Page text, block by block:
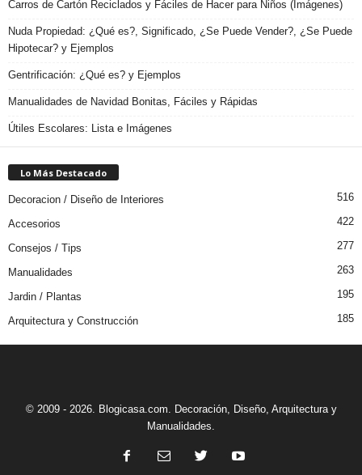
Carros de Cartón Reciclados y Fáciles de Hacer para Niños (Imágenes)
Nuda Propiedad: ¿Qué es?, Significado, ¿Se Puede Vender?, ¿Se Puede
Hipotecar? y Ejemplos
Gentrificación: ¿Qué es? y Ejemplos
Manualidades de Navidad Bonitas, Fáciles y Rápidas
Útiles Escolares: Lista e Imágenes
Lo Más Destacado
Decoracion / Diseño de Interiores 516
Accesorios 422
Consejos / Tips 277
Manualidades 263
Jardin / Plantas 195
Arquitectura y Construcción 185
© 2009 - 2026. Blogicasa.com. Decoración, Diseño, Arquitectura y
Manualidades.